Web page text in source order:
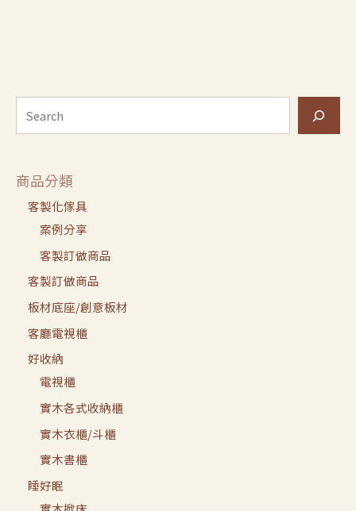
商品分類
客製化傢具
案例分享
客製訂做商品
客製訂做商品
板材底座/創意板材
客廳電視櫃
好收納
電視櫃
實木各式收納櫃
實木衣櫃/斗櫃
實木書櫃
睡好眠